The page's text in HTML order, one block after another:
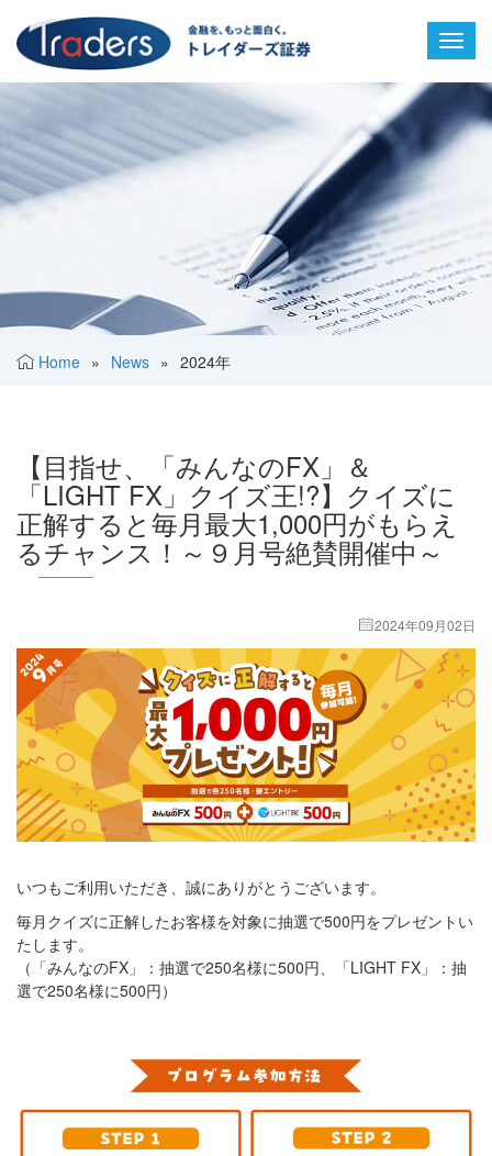
Home » News » 2024年
【目指せ、「みんなのFX」＆
「LIGHT FX」クイズ王!?】クイズに
正解すると毎月最大1,000円がもらえ
るチャンス！～９月号絶賛開催中～
2024年09月02日
いつもご利用いただき、誠にありがとうございます。
毎月クイズに正解したお客様を対象に抽選で500円をプレゼントい
たします。
（「みんなのFX」：抽選で250名様に500円、「LIGHT FX」：抽
選で250名様に500円）